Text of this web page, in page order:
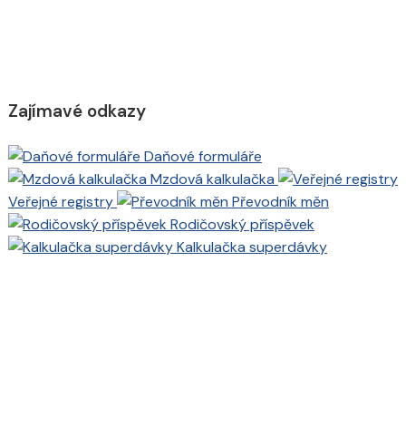
Zajímavé odkazy
Daňové formuláře
Mzdová kalkulačka
Veřejné registry
Převodník měn
Rodičovský příspěvek
Kalkulačka superdávky